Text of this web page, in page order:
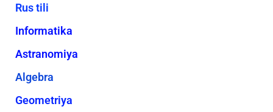
Rus tili
Informatika
Astranomiya
Algebra
Geometriya